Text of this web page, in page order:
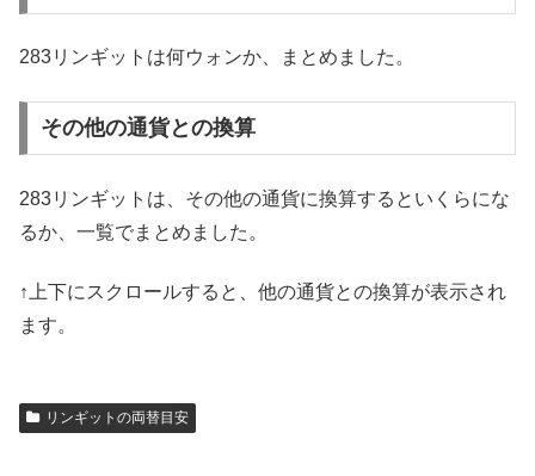
283リンギットは何ウォンか、まとめました。
その他の通貨との換算
283リンギットは、その他の通貨に換算するといくらにな
るか、一覧でまとめました。
↑上下にスクロールすると、他の通貨との換算が表示され
ます。
リンギットの両替目安